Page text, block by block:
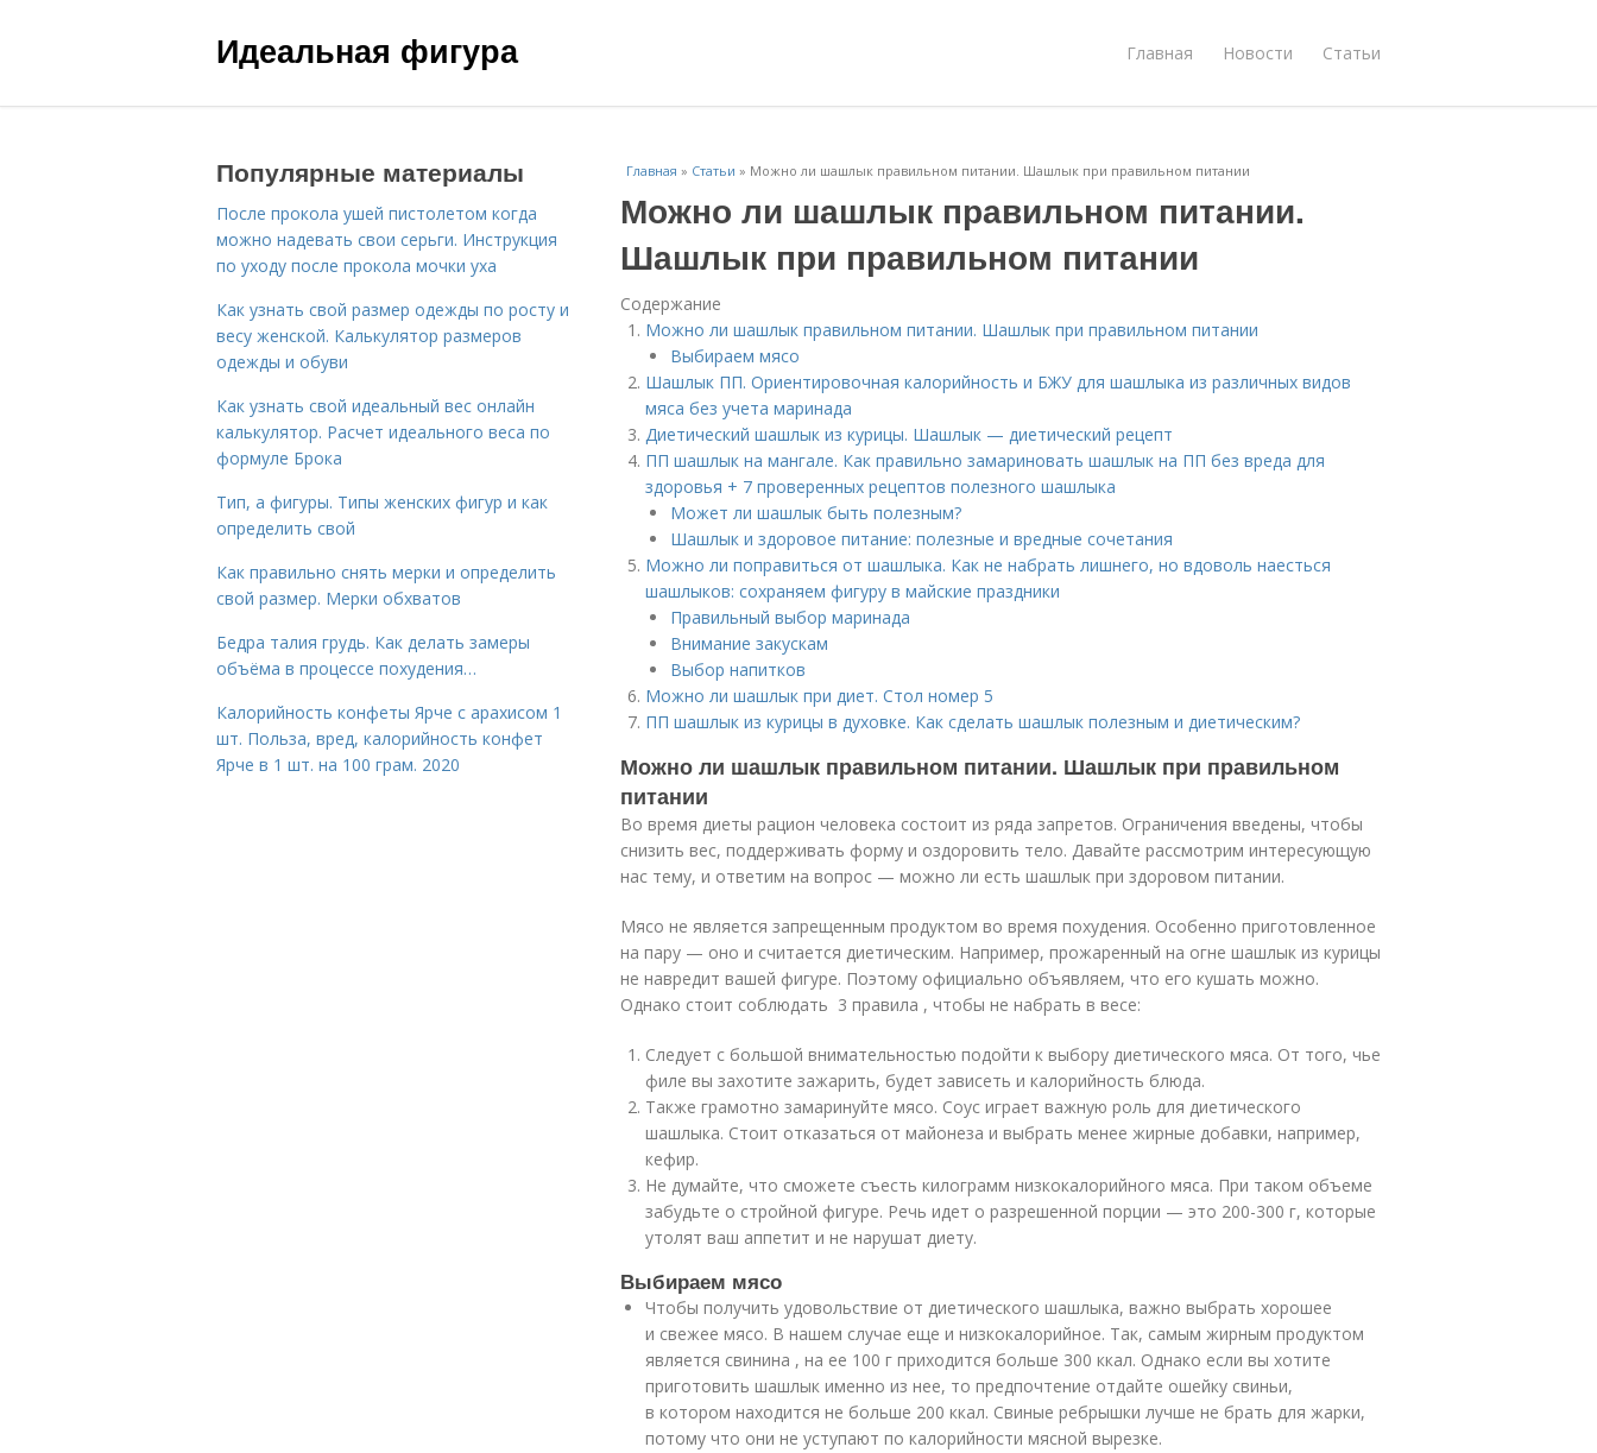
Идеальная фигура Главная Новости Статьи
Главная » Статьи » Можно ли шашлык правильном питании. Шашлык при правильном питании
Можно ли шашлык правильном питании.
Шашлык при правильном питании
Содержание
Можно ли шашлык правильном питании. Шашлык при правильном питании
Выбираем мясо
Шашлык ПП. Ориентировочная калорийность и БЖУ для шашлыка из различных видов
мяса без учета маринада
Диетический шашлык из курицы. Шашлык — диетический рецепт
ПП шашлык на мангале. Как правильно замариновать шашлык на ПП без вреда для
здоровья + 7 проверенных рецептов полезного шашлыка
Может ли шашлык быть полезным?
Шашлык и здоровое питание: полезные и вредные сочетания
Можно ли поправиться от шашлыка. Как не набрать лишнего, но вдоволь наесться
шашлыков: сохраняем фигуру в майские праздники
Правильный выбор маринада
Внимание закускам
Выбор напитков
Можно ли шашлык при диет. Стол номер 5
ПП шашлык из курицы в духовке. Как сделать шашлык полезным и диетическим?
Можно ли шашлык правильном питании. Шашлык при правильном
питании
Во время диеты рацион человека состоит из ряда запретов. Ограничения введены, чтобы
снизить вес, поддерживать форму и оздоровить тело. Давайте рассмотрим интересующую
нас тему, и ответим на вопрос — можно ли есть шашлык при здоровом питании.
Мясо не является запрещенным продуктом во время похудения. Особенно приготовленное
на пару — оно и считается диетическим. Например, прожаренный на огне шашлык из курицы
не навредит вашей фигуре. Поэтому официально объявляем, что его кушать можно.
Однако стоит соблюдать 3 правила , чтобы не набрать в весе:
Следует с большой внимательностью подойти к выбору диетического мяса. От того, чье
филе вы захотите зажарить, будет зависеть и калорийность блюда.
Также грамотно замаринуйте мясо. Соус играет важную роль для диетического
шашлыка. Стоит отказаться от майонеза и выбрать менее жирные добавки, например,
кефир.
Не думайте, что сможете съесть килограмм низкокалорийного мяса. При таком объеме
забудьте о стройной фигуре. Речь идет о разрешенной порции — это 200-300 г, которые
утолят ваш аппетит и не нарушат диету.
Выбираем мясо
Чтобы получить удовольствие от диетического шашлыка, важно выбрать хорошее
и свежее мясо. В нашем случае еще и низкокалорийное. Так, самым жирным продуктом
является свинина , на ее 100 г приходится больше 300 ккал. Однако если вы хотите
приготовить шашлык именно из нее, то предпочтение отдайте ошейку свиньи,
в котором находится не больше 200 ккал. Свиные ребрышки лучше не брать для жарки,
потому что они не уступают по калорийности мясной вырезке.
Популярные материалы
После прокола ушей пистолетом когда
можно надевать свои серьги. Инструкция
по уходу после прокола мочки уха
Как узнать свой размер одежды по росту и
весу женской. Калькулятор размеров
одежды и обуви
Как узнать свой идеальный вес онлайн
калькулятор. Расчет идеального веса по
формуле Брока
Тип, а фигуры. Типы женских фигур и как
определить свой
Как правильно снять мерки и определить
свой размер. Мерки обхватов
Бедра талия грудь. Как делать замеры
объёма в процессе похудения…
Калорийность конфеты Ярче с арахисом 1
шт. Польза, вред, калорийность конфет
Ярче в 1 шт. на 100 грам. 2020